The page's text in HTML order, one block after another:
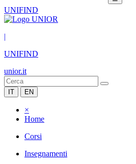
UNIFIND
|
UNIFIND
unior.it
IT EN
×
Home
Corsi
Insegnamenti